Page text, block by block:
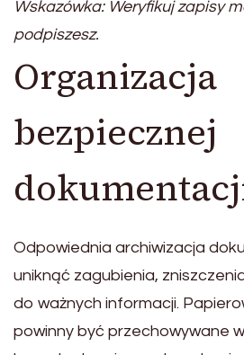
Wskazówka: Weryfikuj zapisy
podpiszesz.
Organizacja
bezpiecznej
Odpowiednia archiwizacja
uniknąć zagubienia,
do ważnych informacji.
powinny być przechowywane